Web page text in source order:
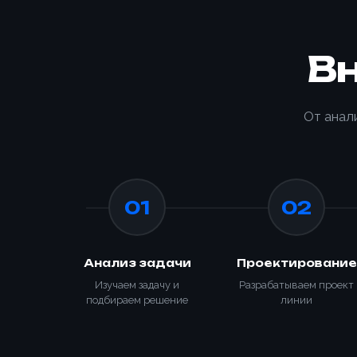
От
01
Анализ задачи
Изучаем задачу и
подбираем решение
02
Проектирование
Разрабатываем проект
линии
Номер
Номер